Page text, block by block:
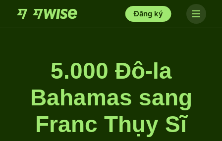
Đăng ký
5.000 Đô-la
Bahamas sang
Franc Thụy Sĩ